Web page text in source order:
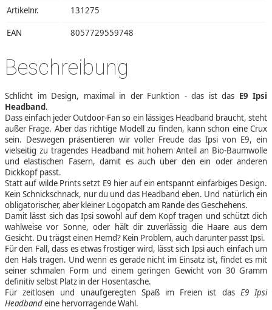
Artikelnr. 131275
EAN 8057729559748
Beschreibung
Schlicht im Design, maximal in der Funktion - das ist das E9 Ipsi
Headband.
Dass einfach jeder Outdoor-Fan so ein lässiges Headband braucht, steht
außer Frage. Aber das richtige Modell zu finden, kann schon eine Crux
sein. Deswegen präsentieren wir voller Freude das Ipsi von E9, ein
vielseitig zu tragendes Headband mit hohem Anteil an Bio-Baumwolle
und elastischen Fasern, damit es auch über den ein oder anderen
Dickkopf passt.
Statt auf wilde Prints setzt E9 hier auf ein entspannt einfarbiges Design.
Kein Schnickschnack, nur du und das Headband eben. Und natürlich ein
obligatorischer, aber kleiner Logopatch am Rande des Geschehens.
Damit lässt sich das Ipsi sowohl auf dem Kopf tragen und schützt dich
wahlweise vor Sonne, oder hält dir zuverlässig die Haare aus dem
Gesicht. Du trägst einen Hemd? Kein Problem, auch darunter passt Ipsi.
Für den Fall, dass es etwas frostiger wird, lässt sich Ipsi auch einfach um
den Hals tragen. Und wenn es gerade nicht im Einsatz ist, findet es mit
seiner schmalen Form und einem geringen Gewicht von 30 Gramm
definitiv selbst Platz in der Hosentasche.
Für zeitlosen und unaufgeregten Spaß im Freien ist das E9 Ipsi
Headbandeine hervorragende Wahl.